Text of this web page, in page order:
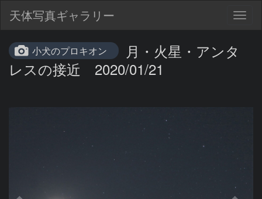
天体写真ギャラリー
小犬のプロキオン
月・火星・アンタ
レスの接近 2020/01/21